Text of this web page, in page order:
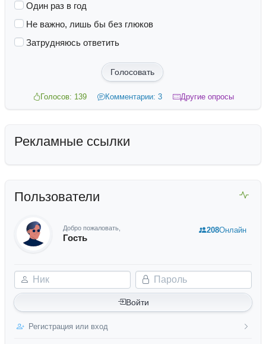
Один раз в год
Не важно, лишь бы без глюков
Затрудняюсь ответить
Голосовать
Голосов: 139 Комментарии: 3 Другие опросы
Рекламные ссылки
Пользователи
Добро пожаловать,
Гость
Ник Пароль
Войти
Регистрация или вход
208Онлайн